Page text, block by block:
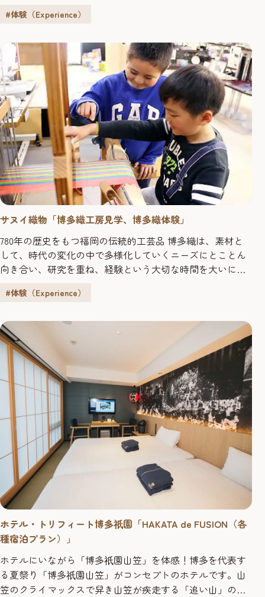
肉”や”きなこ”、”パプリカ”など複数のフレーバーの麹を付
い。日本の思い出の一枚を！・体験時間：60分・開始時
間：12時～15時・ガイ...
#体験（Experience）
サヌイ織物「博多織工房見学、博多織体験」
780年の歴史をもつ福岡の伝統的工芸品 博多織は、素材と
して、時代の変化の中で多様化していくニーズにとことん
向き合い、研究を重ね、経験という大切な時間を大いに
ています。機械織の工房の見学を始め、文化財を含む博多
す！また、お土産に博多織の小物（ネクタイ、財布、ポー
チ等）の購入も可能です。ぜひお...
#体験（Experience）
ホテル・トリフィート博多祇園「HAKATA de FUSION（各
種宿泊プラン）」
ホテルにいながら「博多祇園山笠」を体感！博多を代表す
る夏祭り「博多祇園山笠」がコンセプトのホテルです。山
笠のクライマックスで舁き山笠が疾走する「追い山」の